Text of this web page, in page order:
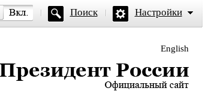
Поиск Настройки
English
России — официальный сайт